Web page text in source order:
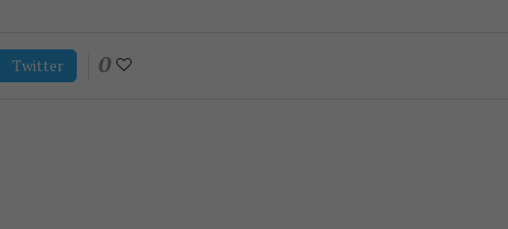
Twitter 0